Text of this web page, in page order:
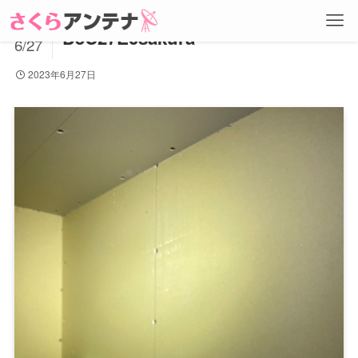
D5C27E0sakura
2023
6/27
2023年6月27日